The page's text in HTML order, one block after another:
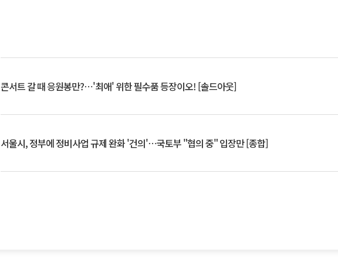
콘서트 갈 때 응원봉만?⋯'최애' 위한 필수품 등장이오! [솔드아웃]
서울시, 정부에 정비사업 규제 완화 '건의'⋯국토부 "협의 중" 입장만 [종합]